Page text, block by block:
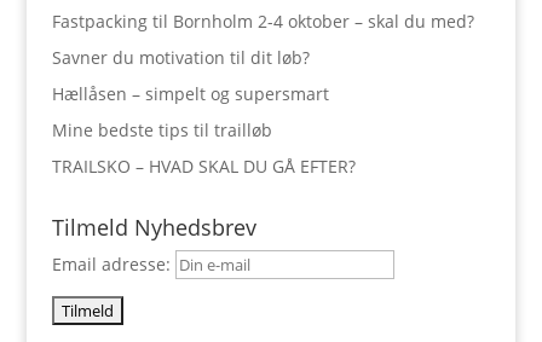
Fastpacking til Bornholm 2-4 oktober – skal du med?
Savner du motivation til dit løb?
Hællåsen – simpelt og supersmart
Mine bedste tips til trailløb
TRAILSKO – HVAD SKAL DU GÅ EFTER?
Tilmeld Nyhedsbrev
Email adresse: